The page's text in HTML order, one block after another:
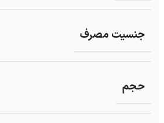
جنسیت مصرف
حجم